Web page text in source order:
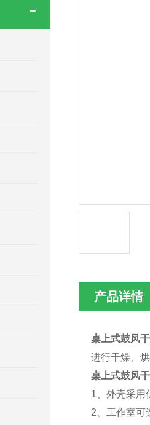
产品详情
桌上式鼓风
进行干燥、
桌上式鼓风
1、外壳采用
2、工作室可